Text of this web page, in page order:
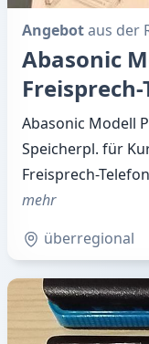
Angebotaus der
Abasonic
Abasonic Modell
Speicherpl. für
Freisprech-
mehr
überregional